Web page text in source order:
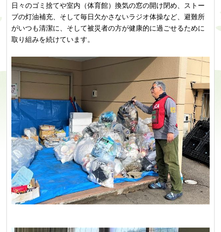
日々のゴミ捨てや室内（体育館）換気の窓の開け閉め、ストー
ブの灯油補充、そして毎日欠かさないラジオ体操など、避難所
がいつも清潔に、そして被災者の方が健康的に過ごせるために
取り組みを続けています。